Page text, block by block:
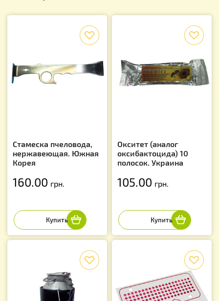
Стамеска пчеловода,
нержавеющая. Южная
Корея
160.00 грн.
Окситет (аналог
оксибактоцида) 10
полосок. Украина
105.00 грн.